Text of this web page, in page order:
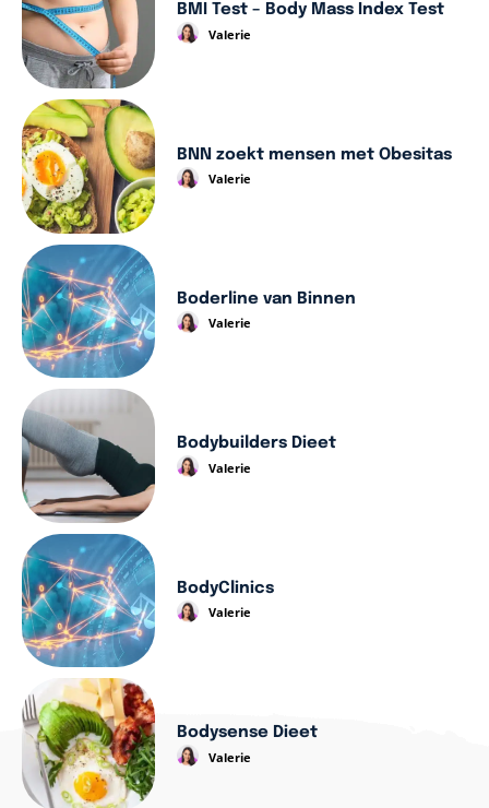
BMI Test – Body Mass Index Test
Valerie
BNN zoekt mensen met Obesitas
Valerie
Boderline van Binnen
Valerie
Bodybuilders Dieet
Valerie
BodyClinics
Valerie
Bodysense Dieet
Valerie